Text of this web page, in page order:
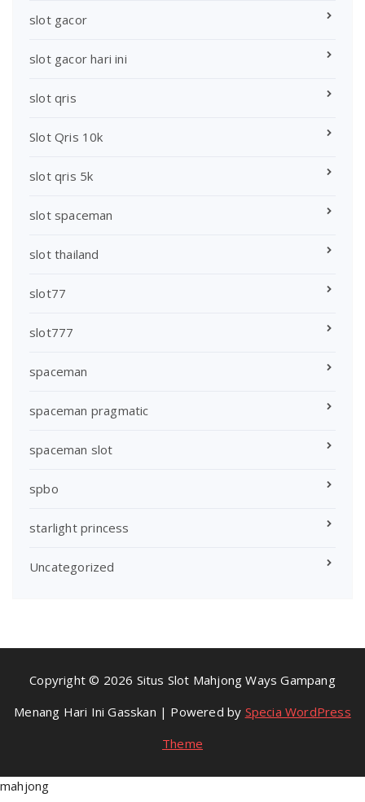
slot gacor
slot gacor hari ini
slot qris
Slot Qris 10k
slot qris 5k
slot spaceman
slot thailand
slot77
slot777
spaceman
spaceman pragmatic
spaceman slot
spbo
starlight princess
Uncategorized
Copyright © 2026 Situs Slot Mahjong Ways Gampang
Menang Hari Ini Gasskan | Powered by Specia WordPress
Theme
mahjong